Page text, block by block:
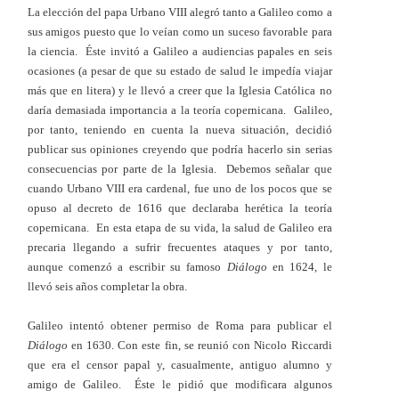
La elección del papa Urbano VIII alegró tanto a Galileo como a
sus amigos puesto que lo veían como un suceso favorable para
la ciencia. Éste invitó a Galileo a audiencias papales en seis
ocasiones (a pesar de que su estado de salud le impedía viajar
más que en litera) y le llevó a creer que la Iglesia Católica no
daría demasiada importancia a la teoría copernicana. Galileo,
por tanto, teniendo en cuenta la nueva situación, decidió
publicar sus opiniones creyendo que podría hacerlo sin serias
consecuencias por parte de la Iglesia. Debemos señalar que
cuando Urbano VIII era cardenal, fue uno de los pocos que se
opuso al decreto de 1616 que declaraba herética la teoría
copernicana. En esta etapa de su vida, la salud de Galileo era
precaria llegando a sufrir frecuentes ataques y por tanto,
aunque comenzó a escribir su famoso Diálogo en 1624, le
llevó seis años completar la obra.
Galileo intentó obtener permiso de Roma para publicar el
Diálogo en 1630. Con este fin, se reunió con Nicolo Riccardi
que era el censor papal y, casualmente, antiguo alumno y
amigo de Galileo. Éste le pidió que modificara algunos